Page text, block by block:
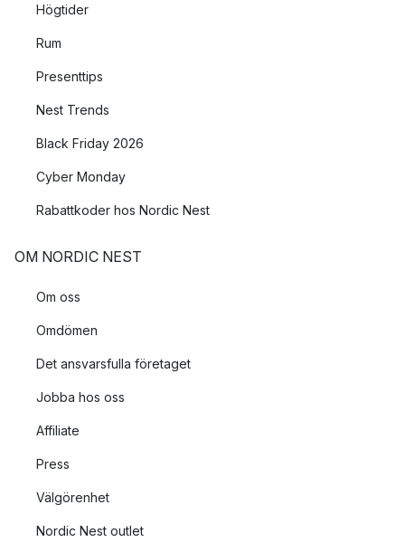
Högtider
Rum
Presenttips
Nest Trends
Black Friday 2026
Cyber Monday
Rabattkoder hos Nordic Nest
OM NORDIC NEST
Om oss
Omdömen
Det ansvarsfulla företaget
Jobba hos oss
Affiliate
Press
Välgörenhet
Nordic Nest outlet